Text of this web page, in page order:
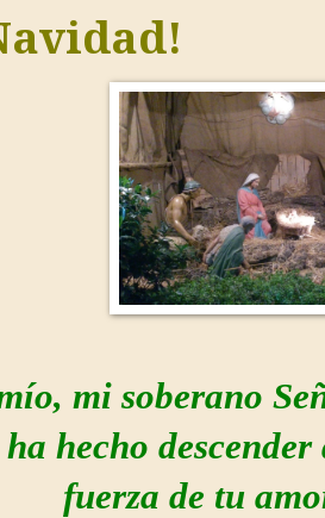
mi soberano
hecho
fuerza de tu